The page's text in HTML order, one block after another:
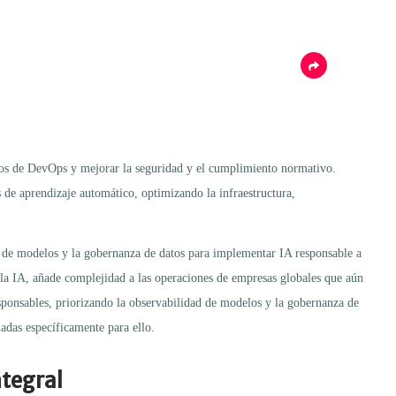
de DevOps y mejorar la seguridad y el cumplimiento normativo.
aprendizaje automático, optimizando la infraestructura,
modelos y la gobernanza de datos para implementar IA responsable a
añade complejidad a las operaciones de empresas globales que aún
priorizando la observabilidad de modelos y la gobernanza de
específicamente para ello.